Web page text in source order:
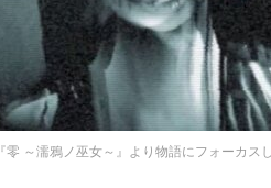
『零 ～濡鴉ノ巫女～』より物語にフォーカス